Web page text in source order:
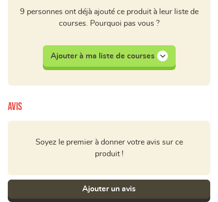
9 personnes ont déjà ajouté ce produit à leur liste de
courses. Pourquoi pas vous ?
Ajouter à ma liste de courses
Avis
Soyez le premier à donner votre avis sur ce
produit !
Ajouter un avis